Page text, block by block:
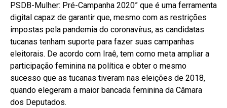
PSDB-Mulher: Pré-Campanha 2020” que é uma ferramenta
digital capaz de garantir que, mesmo com as restrições
impostas pela pandemia do coronavírus, as candidatas
tucanas tenham suporte para fazer suas campanhas
eleitorais. De acordo com Iraê, tem como meta ampliar a
participação feminina na política e obter o mesmo
sucesso que as tucanas tiveram nas eleições de 2018,
quando elegeram a maior bancada feminina da Câmara
dos Deputados.